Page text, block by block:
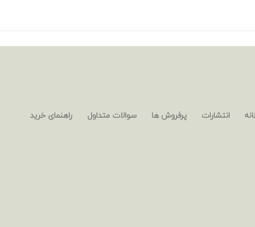
انتشارات پرفروش ها سوالات متداول راهنمای خرید